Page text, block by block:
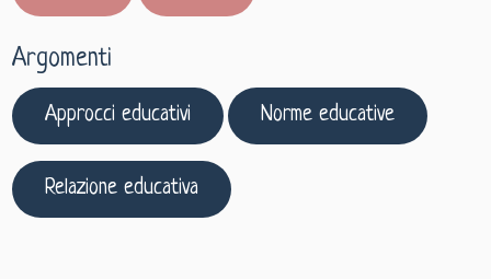
Argomenti
Approcci educativi Norme educative
Relazione educativa